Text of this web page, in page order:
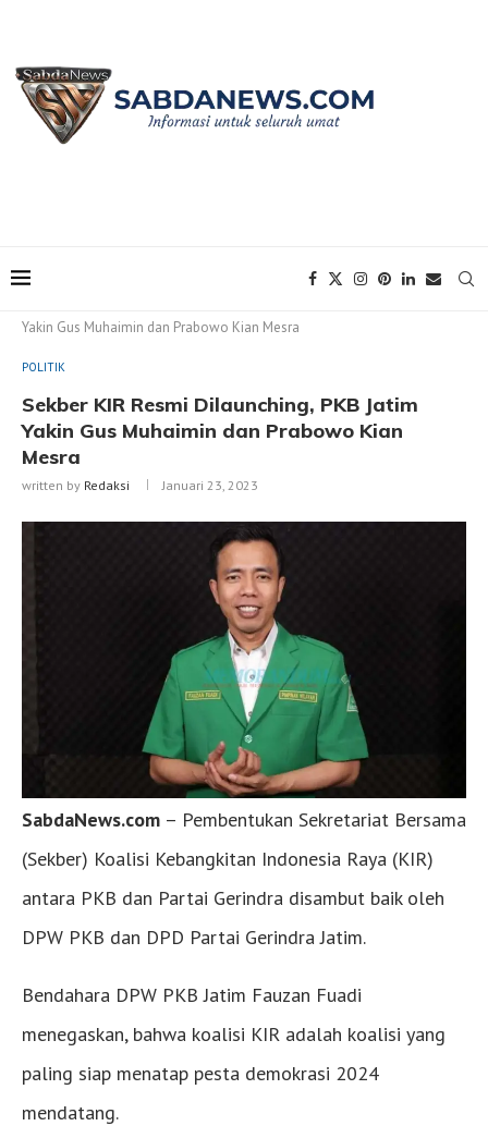
Yakin Gus Muhaimin dan Prabowo Kian Mesra
POLITIK
Sekber KIR Resmi Dilaunching, PKB Jatim
Yakin Gus Muhaimin dan Prabowo Kian
Mesra
written by Redaksi Januari 23, 2023
SabdaNews.com – Pembentukan Sekretariat Bersama
(Sekber) Koalisi Kebangkitan Indonesia Raya (KIR)
antara PKB dan Partai Gerindra disambut baik oleh
DPW PKB dan DPD Partai Gerindra Jatim.
Bendahara DPW PKB Jatim Fauzan Fuadi
menegaskan, bahwa koalisi KIR adalah koalisi yang
paling siap menatap pesta demokrasi 2024
mendatang.